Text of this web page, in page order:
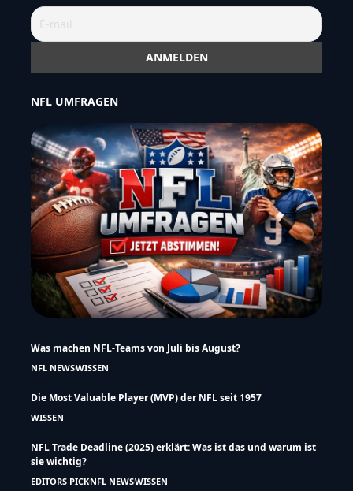
NFL UMFRAGEN
Was machen NFL-Teams von Juli bis August?
NFL NEWSWISSEN
Die Most Valuable Player (MVP) der NFL seit 1957
WISSEN
NFL Trade Deadline (2025) erklärt: Was ist das und warum ist
sie wichtig?
EDITORS PICKNFL NEWSWISSEN